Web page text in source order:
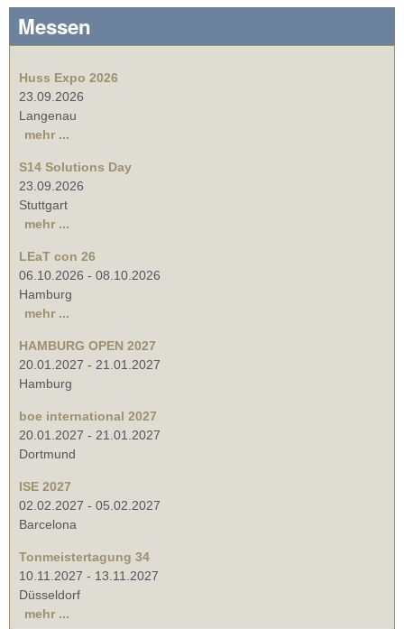
Messen
Huss Expo 2026
23.09.2026
Langenau
mehr ...
S14 Solutions Day
23.09.2026
Stuttgart
mehr ...
LEaT con 26
06.10.2026 - 08.10.2026
Hamburg
mehr ...
HAMBURG OPEN 2027
20.01.2027 - 21.01.2027
Hamburg
boe international 2027
20.01.2027 - 21.01.2027
Dortmund
ISE 2027
02.02.2027 - 05.02.2027
Barcelona
Tonmeistertagung 34
10.11.2027 - 13.11.2027
Düsseldorf
mehr ...